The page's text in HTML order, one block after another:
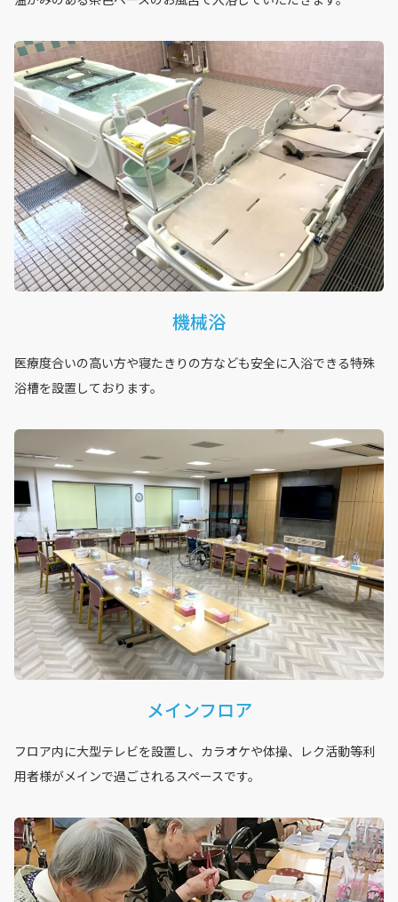
機械浴
医療度合いの高い方や寝たきりの方なども安全に入浴できる特殊
浴槽を設置しております。
メインフロア
フロア内に大型テレビを設置し、カラオケや体操、レク活動等利
用者様がメインで過ごされるスペースです。